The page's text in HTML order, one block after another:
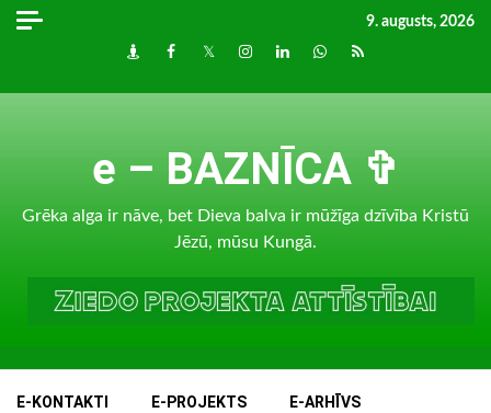
Skip
9. augusts, 2026
DraugiemFacebook
TwitterInstagram
LinkedInwhatsapp
RSS
e – BAZNĪCA ✞
Grēka alga ir nāve, bet Dieva balva ir mūžīga dzīvība Kristū
Jēzū, mūsu Kungā.
E-KONTAKTI E-PROJEKTS E-ARHĪVS